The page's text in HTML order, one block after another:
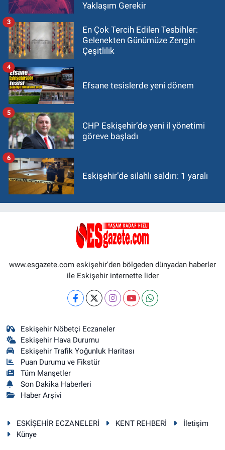
Yaklaşım Gerekir
En Çok Tercih Edilen Tesbihler:
Gelenekten Günümüze Zengin
Çeşitlilik
3
Efsane tesislerde yeni dönem
4
CHP Eskişehir’de yeni il yönetimi
göreve başladı
5
Eskişehir’de silahlı saldırı: 1 yaralı
6
www.esgazete.com eskişehir'den bölgeden dünyadan haberler
ile Eskişehir internette lider
Eskişehir Nöbetçi Eczaneler
Eskişehir Hava Durumu
Eskişehir Trafik Yoğunluk Haritası
Puan Durumu ve Fikstür
Tüm Manşetler
Son Dakika Haberleri
Haber Arşivi
ESKİŞEHİR ECZANELERİ KENT REHBERİ
İletişim
Künye